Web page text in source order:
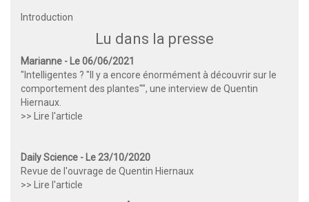
Introduction
Lu dans la presse
Marianne - Le 06/06/2021
"Intelligentes ? "Il y a encore énormément à découvrir sur le
comportement des plantes"", une interview de Quentin
Hiernaux.
>> Lire l'article
Daily Science - Le 23/10/2020
Revue de l'ouvrage de Quentin Hiernaux
>> Lire l'article